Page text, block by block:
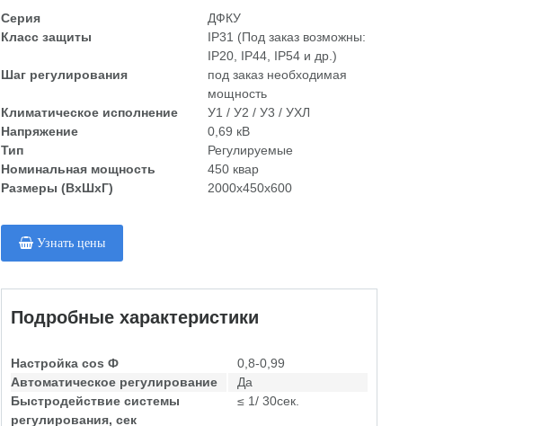
Серия
ДФКУ
Класс защиты
IP31 (Под заказ возможны:
IP20, IP44, IP54 и др.)
Шаг регулирования
под заказ необходимая
мощность
Климатическое исполнение
У1 / У2 / У3 / УХЛ
Напряжение
0,69 кВ
Тип
Регулируемые
Номинальная мощность
450 квар
Размеры (ВхШхГ)
2000х450х600
Узнать цены
Подробные характеристики
Настройка cos Ф
0,8-0,99
Автоматическое регулирование
Да
Быстродействие системы
регулирования, сек
≤ 1/ 30сек.